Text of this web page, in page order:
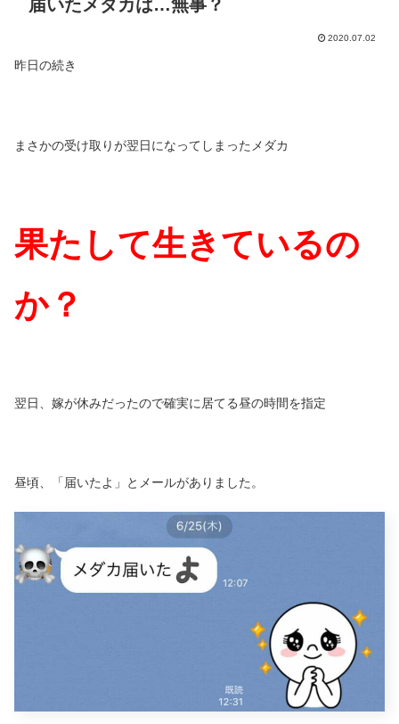
届いたメダカは…無事？
2020.07.02
昨日の続き
まさかの受け取りが翌日になってしまったメダカ
果たして生きているの
か？
翌日、嫁が休みだったので確実に居てる昼の時間を指定
昼頃、「届いたよ」とメールがありました。